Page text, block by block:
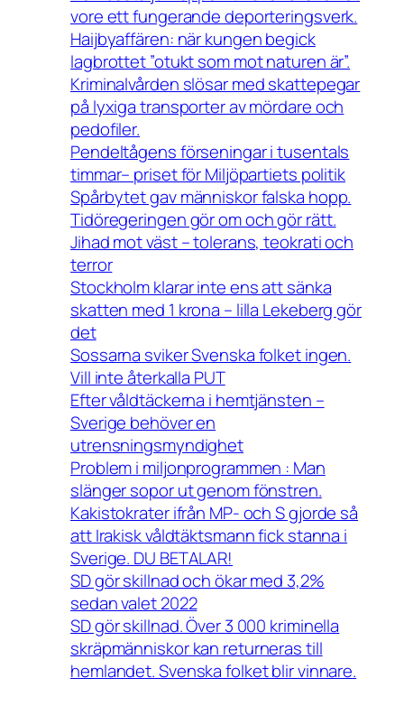
vore ett fungerande deporteringsverk.
Haijbyaffären: när kungen begick
lagbrottet ”otukt som mot naturen är”.
Kriminalvården slösar med skattepegar
på lyxiga transporter av mördare och
pedofiler.
Pendeltågens förseningar i tusentals
timmar– priset för Miljöpartiets politik
Spårbytet gav människor falska hopp.
Tidöregeringen gör om och gör rätt.
Jihad mot väst – tolerans, teokrati och
terror
Stockholm klarar inte ens att sänka
skatten med 1 krona – lilla Lekeberg gör
det
Sossarna sviker Svenska folket ingen.
Vill inte återkalla PUT
Efter våldtäckerna i hemtjänsten –
Sverige behöver en
utrensningsmyndighet
Problem i miljonprogrammen : Man
slänger sopor ut genom fönstren.
Kakistokrater ifrån MP- och S gjorde så
att Irakisk våldtäktsmann fick stanna i
Sverige. DU BETALAR!
SD gör skillnad och ökar med 3,2%
sedan valet 2022
SD gör skillnad. Över 3 000 kriminella
skräpmänniskor kan returneras till
hemlandet. Svenska folket blir vinnare.